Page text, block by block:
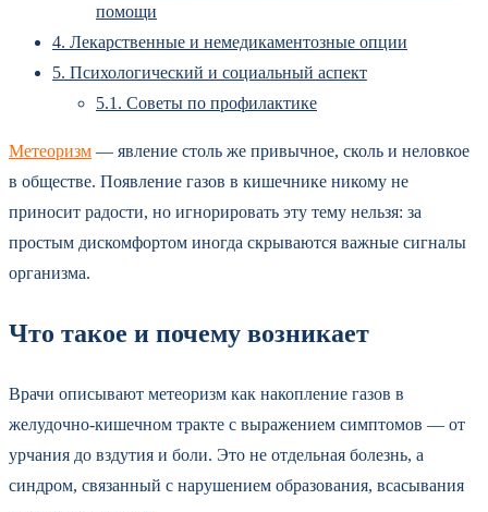
помощи
4. Лекарственные и немедикаментозные опции
5. Психологический и социальный аспект
5.1. Советы по профилактике
Метеоризм — явление столь же привычное, сколь и неловкое
в обществе. Появление газов в кишечнике никому не
приносит радости, но игнорировать эту тему нельзя: за
простым дискомфортом иногда скрываются важные сигналы
организма.
Что такое и почему возникает
Врачи описывают метеоризм как накопление газов в
желудочно-кишечном тракте с выражением симптомов — от
урчания до вздутия и боли. Это не отдельная болезнь, а
синдром, связанный с нарушением образования, всасывания